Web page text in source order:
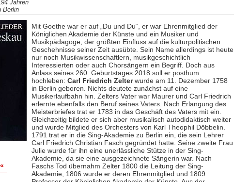
Jahren
Berlin
Mit Goethe war er auf „Du und Du“, er war Ehrenmitglied der
Königlichen Akademie der Künste und ein Musiker und
Musikpädagoge, der größten Einfluss auf die kulturpolitischen
Geschehnisse seiner Zeit ausübte. Sein Name allerdings ist heute
nur noch Musikwissenschaftlern, musikgeschichtlich
Interessierten oder auch Chorsängern ein Begriff. Doch aus
Anlass seines 260. Geburtstages 2018 soll er posthum
hochleben: Carl Friedrich Zelterwurde am 11. Dezember 1758
in Berlin geboren. Nichts deutete zunächst auf eine
Musikerlaufbahn hin. Zelters Vater war Maurer und Carl Friedrich
erlernte ebenfalls den Beruf seines Vaters. Nach Erlangung des
Meisterbriefes trat er 1783 in das Geschäft des Vaters mit ein.
Gleichzeitig bildete er sich aber musikalisch autodidaktisch weiter
und wurde Mitglied des Orchesters von Karl Theophil Döbbelin.
1791 trat er in die Sing-Akademie zu Berlin ein, die sein Lehrer
Carl Friedrich Christian Fasch gegründet hatte. Seine zweite Frau
Julie wurde für ihn eine unerlässliche Stütze in der Sing-
Akademie, da sie eine ausgezeichnete Sängerin war. Nach
Faschs Tod übernahm Zelter 1800 die Leitung der Sing-
Akademie, 1806 wurde er deren Ehrenmitglied und 1809